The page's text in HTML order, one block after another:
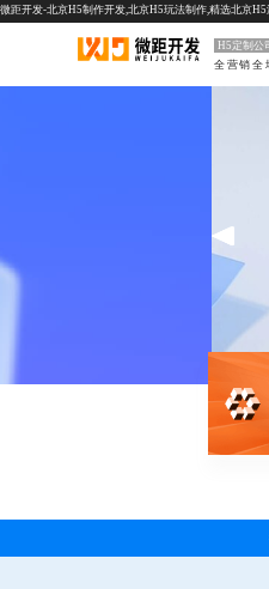
微距开发-北京H5制作开发,北京H5玩法制作,精选北京
H5定制公